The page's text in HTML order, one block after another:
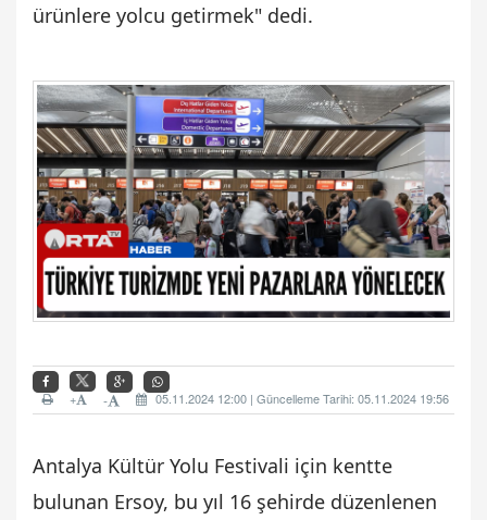
ürünlere yolcu getirmek" dedi.
05.11.2024 12:00 | Güncelleme Tarihi: 05.11.2024 19:56
-
+
Antalya Kültür Yolu Festivali için kentte
bulunan Ersoy, bu yıl 16 şehirde düzenlenen